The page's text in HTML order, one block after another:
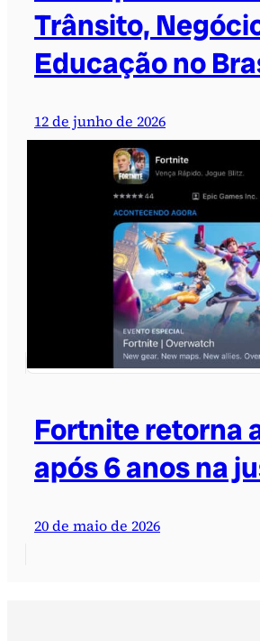
Trânsito,
Educação no
12 de junho de 2026
Fortnite retorna
após 6 anos na
20 de maio de 2026